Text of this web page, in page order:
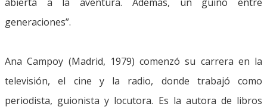
generaciones”.
Ana Campoy (Madrid, 1979) comenzó su carrera en la
televisión, el cine y la radio, donde trabajó como
periodista, guionista y locutora. Es la autora de libros